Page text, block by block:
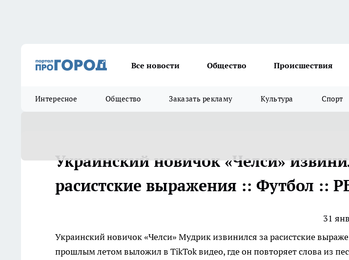
Все новости Общество Происшествия
Интересное Общество Заказать рекламу Культура Спорт
Украинский новичок «Челси»
расистские выражения :: Футбол ::
31
Украинский новичок «Челси» Мудрик извинился за расистские
прошлым летом выложил в TikTok видео, где он повторяет слова из